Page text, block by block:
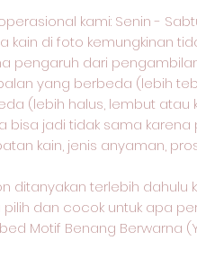
kami: Senin -
kain di foto kemungkinan
pengaruh dari
yang berbeda (lebih
(lebih halus, lembut atau
bisa jadi tidak sama
kain, jenis anyaman,
ditanyakan terlebih dahulu
dan cocok untuk apa
Motif Benang Berwarna